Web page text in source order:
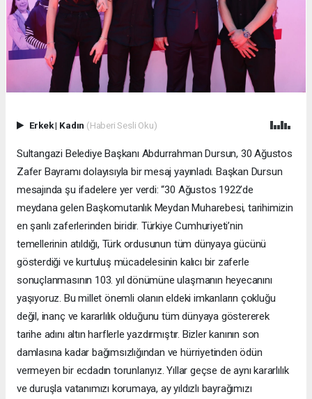
Erkek| Kadın (Haberi Sesli Oku)
Sultangazi Belediye Başkanı Abdurrahman Dursun, 30 Ağustos
Zafer Bayramı dolayısıyla bir mesaj yayınladı. Başkan Dursun
mesajında şu ifadelere yer verdi: “30 Ağustos 1922’de
meydana gelen Başkomutanlık Meydan Muharebesi, tarihimizin
en şanlı zaferlerinden biridir. Türkiye Cumhuriyeti’nin
temellerinin atıldığı, Türk ordusunun tüm dünyaya gücünü
gösterdiği ve kurtuluş mücadelesinin kalıcı bir zaferle
sonuçlanmasının 103. yıl dönümüne ulaşmanın heyecanını
yaşıyoruz. Bu millet önemli olanın eldeki imkanların çokluğu
değil, inanç ve kararlılık olduğunu tüm dünyaya göstererek
tarihe adını altın harflerle yazdırmıştır. Bizler kanının son
damlasına kadar bağımsızlığından ve hürriyetinden ödün
vermeyen bir ecdadın torunlarıyız. Yıllar geçse de aynı kararlılık
ve duruşla vatanımızı korumaya, ay yıldızlı bayrağımızı